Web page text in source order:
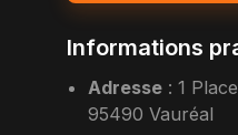
Informations
Adresse :1
95490 Vauréal